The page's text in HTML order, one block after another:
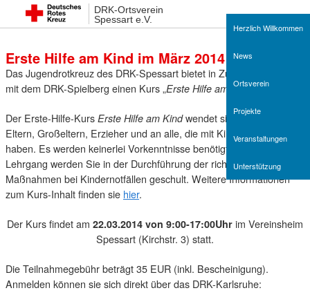
DRK-Ortsverein
Spessart e.V.
Herzlich Willkommen
News
Ortsverein
Projekte
Veranstaltungen
Unterstützung
15. Februar 2014 19:02
Erste Hilfe am Kind im März 2014
Das Jugendrotkreuz des DRK-Spessart bietet in Zusammenarbeit
mit dem DRK-Spielberg einen Kurs „Erste Hilfe am Kind“ an.
Der Erste-Hilfe-Kurs Erste Hilfe am Kindwendet sich speziell an
Eltern, Großeltern, Erzieher und an alle, die mit Kindern zu tun
haben. Es werden keinerlei Vorkenntnisse benötigt. Bei diesem
Lehrgang werden Sie in der Durchführung der richtigen
Maßnahmen bei Kindernotfällen geschult. Weitere Informationen
zum Kurs-Inhalt finden sie hier.
Der Kurs findet am 22.03.2014 von 9:00-17:00Uhr im Vereinsheim
Spessart (Kirchstr. 3) statt.
Die Teilnahmegebühr beträgt 35 EUR (inkl. Bescheinigung).
Anmelden können sie sich direkt über das DRK-Karlsruhe: